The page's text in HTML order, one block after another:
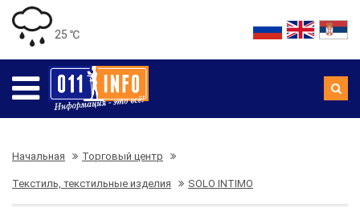
25 ℃
Начальная Торговый центр
Текстиль, текстильные изделия SOLO INTIMO